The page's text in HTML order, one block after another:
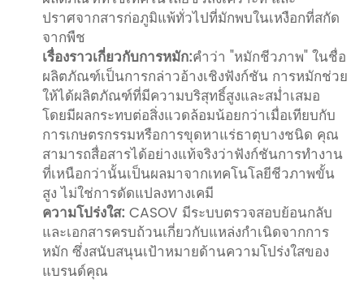
ปราศจากสารก่อภูมิแพ้ทั่วไปที่มักพบในเหงือกที่สกัด
จากพืช
เรื่องราวเกี่ยวกับการหมัก:คำว่า "หมักชีวภาพ" ในชื่อ
ผลิตภัณฑ์เป็นการกล่าวอ้างเชิงฟังก์ชัน การหมักช่วย
ให้ได้ผลิตภัณฑ์ที่มีความบริสุทธิ์สูงและสม่ำเสมอ
โดยมีผลกระทบต่อสิ่งแวดล้อมน้อยกว่าเมื่อเทียบกับ
การเกษตรกรรมหรือการขุดหาแร่ธาตุบางชนิด คุณ
สามารถสื่อสารได้อย่างแท้จริงว่าฟังก์ชันการทำงาน
ที่เหนือกว่านั้นเป็นผลมาจากเทคโนโลยีชีวภาพขั้น
สูง ไม่ใช่การดัดแปลงทางเคมี
ความโปร่งใส: CASOV มีระบบตรวจสอบย้อนกลับ
และเอกสารครบถ้วนเกี่ยวกับแหล่งกำเนิดจากการ
หมัก ซึ่งสนับสนุนเป้าหมายด้านความโปร่งใสของ
แบรนด์คุณ